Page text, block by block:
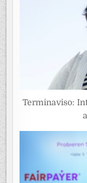
Terminaviso: